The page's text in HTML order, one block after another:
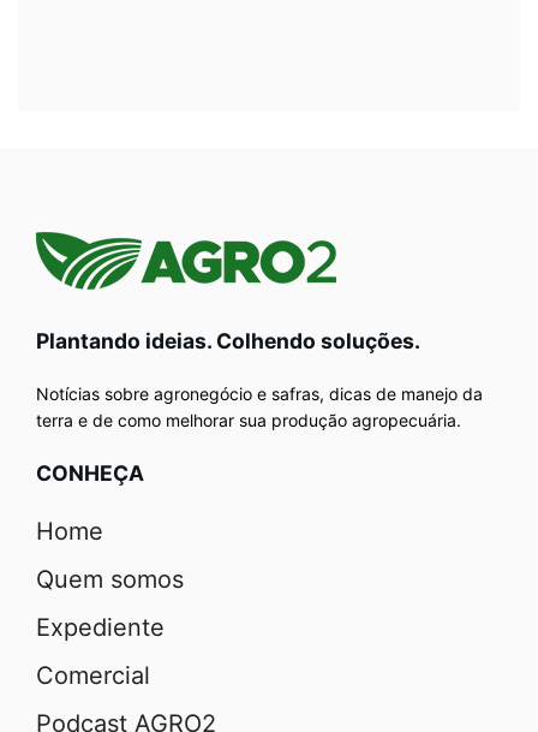
Plantando ideias. Colhendo soluções.
Notícias sobre agronegócio e safras, dicas de manejo da
terra e de como melhorar sua produção agropecuária.
CONHEÇA
Home
Quem somos
Expediente
Comercial
Podcast AGRO2